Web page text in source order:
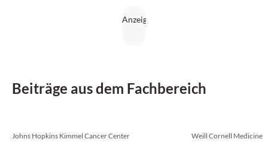
Beiträge aus dem Fachbereich
Johns Hopkins Kimmel Cancer Center Weill Cornell Medicine